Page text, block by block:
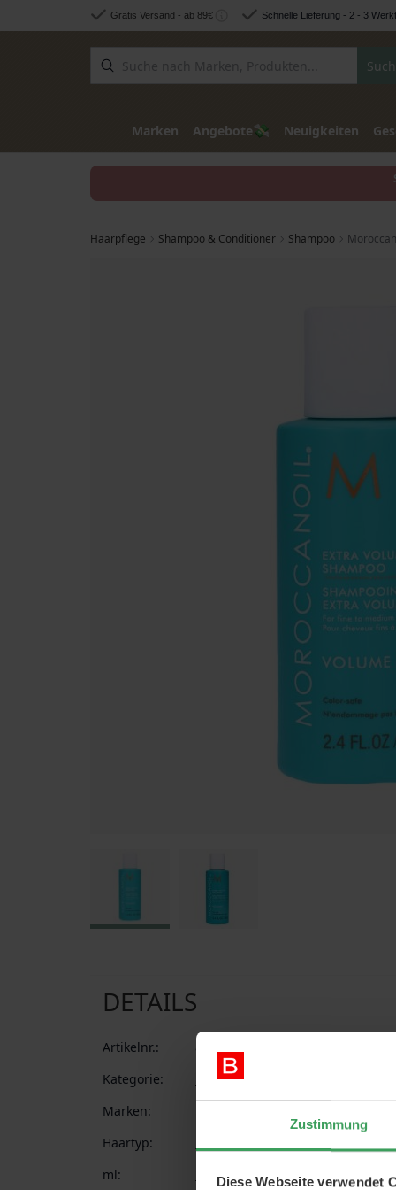
Zustimmung
Diese Webseite verwendet
Zum Inhalt springenGratis Versand - ab 89€ Schnelle Lieferung - 2 - 3
Marken Angebote💸 Neuigkeiten
Haarpflege Shampoo & Conditioner Shampoo
DETAILS
Artikelnr.:
Kategorie:
Haarpflege
Marken:
Haartyp:
ml:
70 ml